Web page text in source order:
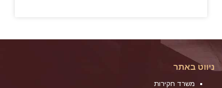
ניווט באתר
משרד חקירות